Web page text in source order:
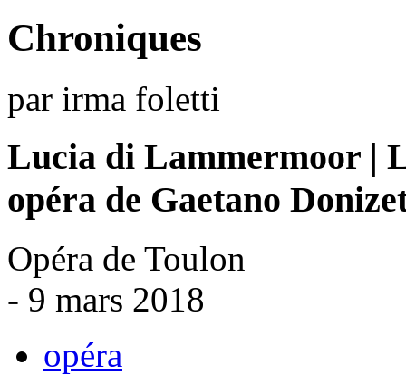
Chroniques
par irma foletti
Lucia di Lammermoor |
opéra de Gaetano
Opéra de Toulon
- 9 mars 2018
opéra